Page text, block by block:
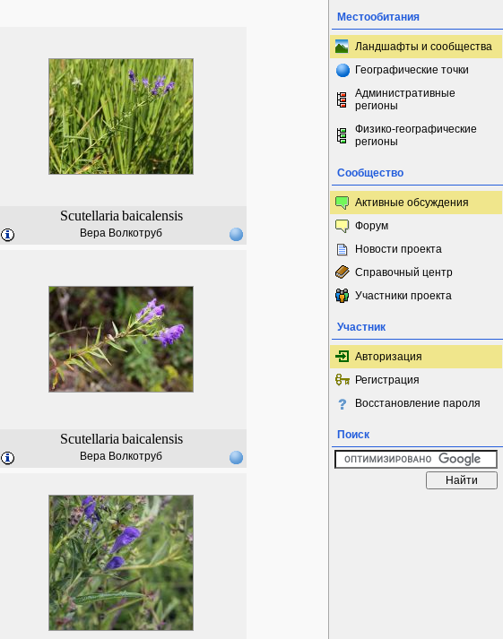
Scutellaria baicalensis
Вера Волкотруб
Scutellaria baicalensis
Вера Волкотруб
Местообитания
Ландшафты и сообщества
Географические точки
Административные
регионы
Физико-географические
регионы
Сообщество
Активные обсуждения
Форум
Новости проекта
Справочный центр
Участники проекта
Участник
Авторизация
Регистрация
Восстановление пароля
Поиск